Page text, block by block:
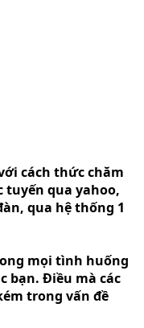
cách thức chăm
tuyến qua yahoo,
qua hệ thống 1
mọi tình huống
bạn. Điều mà các
trong vấn đề